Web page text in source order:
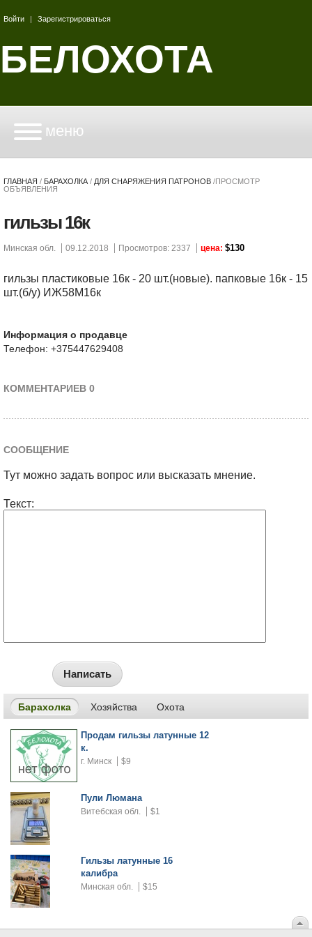
Войти | Зарегистрироваться
БЕЛОХОТА
меню
ГЛАВНАЯ / БАРАХОЛКА / ДЛЯ СНАРЯЖЕНИЯ ПАТРОНОВ /ПРОСМОТР
ОБЪЯВЛЕНИЯ
гильзы 16к
Минская обл. 09.12.2018 Просмотров: 2337 цена: $130
гильзы пластиковые 16к - 20 шт.(новые). папковые 16к - 15
шт.(б/у) ИЖ58М16к
Информация о продавце
Телефон: +375447629408
КОММЕНТАРИЕВ 0
СООБЩЕНИЕ
Тут можно задать вопрос или высказать мнение.
Текст:
Написать
Барахолка Хозяйства Охота
Продам гильзы латунные 12
к.
г. Минск $9
Пули Люмана
Витебская обл. $1
Гильзы латунные 16
калибра
Минская обл. $15